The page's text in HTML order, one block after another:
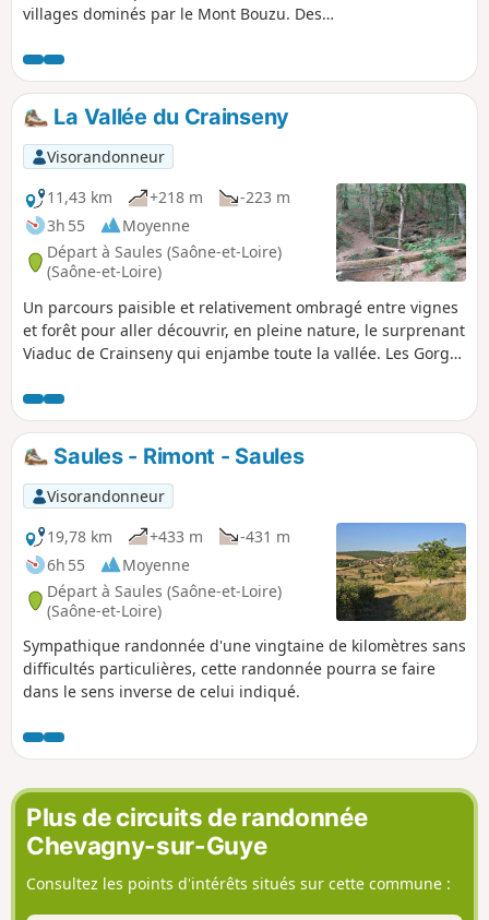
villages dominés par le Mont Bouzu. Des
notamment un plan large sur le Mont Saint-
Vincent et un passage au Château de
Pontus-de-Thyard.
La Vallée du Crainseny
Visorandonneur
11,43 km
+218 m
-223 m
3h 55
Moyenne
Départ à Saules (Saône-et-Loire)
(Saône-et-Loire)
Un parcours paisible et relativement ombragé entre vignes
et forêt pour aller découvrir, en pleine nature, le surprenant
Viaduc de Crainseny qui enjambe toute la vallée. Les Gorges
plein de charme sans pour autant donner le vertige.
Saules - Rimont - Saules
Visorandonneur
19,78 km
+433 m
-431 m
6h 55
Moyenne
Départ à Saules (Saône-et-Loire)
(Saône-et-Loire)
Sympathique randonnée d'une vingtaine de kilomètres sans
difficultés particulières, cette randonnée pourra se faire
dans le sens inverse de celui indiqué.
Plus de circuits de randonnée
Chevagny-sur-Guye
Consultez les points d'intérêts situés sur cette commune :